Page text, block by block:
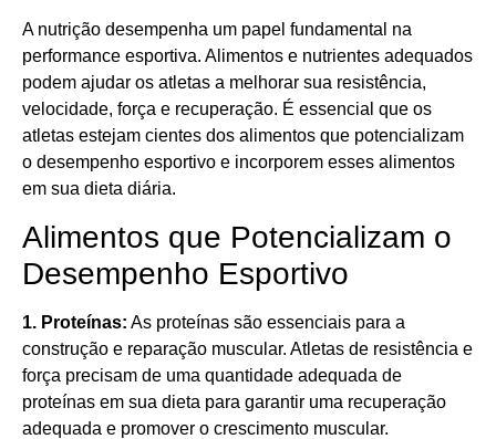
A nutrição desempenha um papel fundamental na
performance esportiva. Alimentos e nutrientes adequados
podem ajudar os atletas a melhorar sua resistência,
velocidade, força e recuperação. É essencial que os
atletas estejam cientes dos alimentos que potencializam
o desempenho esportivo e incorporem esses alimentos
em sua dieta diária.
Alimentos que Potencializam o
Desempenho Esportivo
1. Proteínas: As proteínas são essenciais para a
construção e reparação muscular. Atletas de resistência e
força precisam de uma quantidade adequada de
proteínas em sua dieta para garantir uma recuperação
adequada e promover o crescimento muscular.